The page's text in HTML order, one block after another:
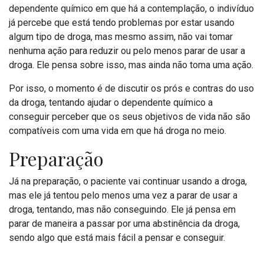
dependente químico em que há a contemplação, o indivíduo
já percebe que está tendo problemas por estar usando
algum tipo de droga, mas mesmo assim, não vai tomar
nenhuma ação para reduzir ou pelo menos parar de usar a
droga. Ele pensa sobre isso, mas ainda não toma uma ação.
Por isso, o momento é de discutir os prós e contras do uso
da droga, tentando ajudar o dependente químico a
conseguir perceber que os seus objetivos de vida não são
compatíveis com uma vida em que há droga no meio.
Preparação
Já na preparação, o paciente vai continuar usando a droga,
mas ele já tentou pelo menos uma vez a parar de usar a
droga, tentando, mas não conseguindo. Ele já pensa em
parar de maneira a passar por uma abstinência da droga,
sendo algo que está mais fácil a pensar e conseguir.